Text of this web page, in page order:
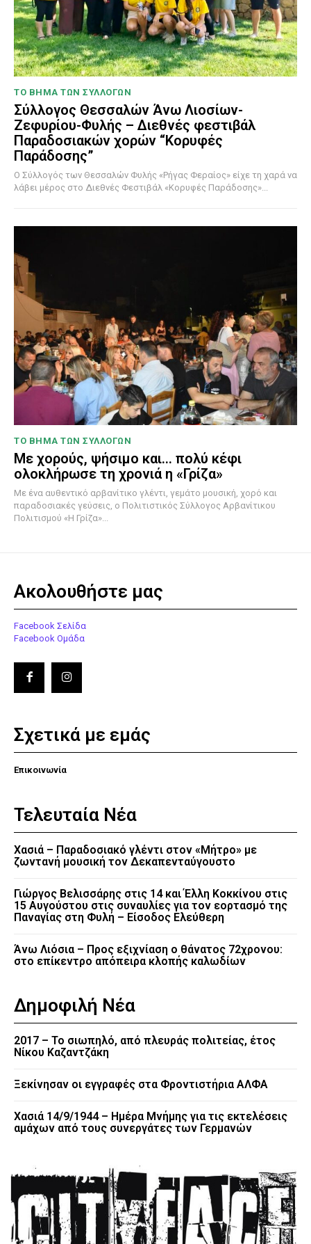
ΤΟ ΒΗΜΑ ΤΩΝ ΣΥΛΛΟΓΩΝ
Σύλλογος Θεσσαλών Άνω Λιοσίων-
Ζεφυρίου-Φυλής – Διεθνές φεστιβάλ
Παραδοσιακών χορών “Κορυφές
Παράδοσης”
Ο Σύλλογός των Θεσσαλών Φυλής «Ρήγας Φεραίος» είχε τη χαρά να
λάβει μέρος στο Διεθνές Φεστιβάλ «Κορυφές Παράδοσης»...
ΤΟ ΒΗΜΑ ΤΩΝ ΣΥΛΛΟΓΩΝ
Με χορούς, ψήσιμο και… πολύ κέφι
ολοκλήρωσε τη χρονιά η «Γρίζα»
Με ένα αυθεντικό αρβανίτικο γλέντι, γεμάτο μουσική, χορό και
παραδοσιακές γεύσεις, ο Πολιτιστικός Σύλλογος Αρβανίτικου
Πολιτισμού «Η Γρίζα»...
Ακολουθήστε μας
Facebook Σελίδα
Facebook Ομάδα
Σχετικά με εμάς
Επικοινωνία
Τελευταία Νέα
Χασιά – Παραδοσιακό γλέντι στον «Μήτρο» με
ζωντανή μουσική τον Δεκαπενταύγουστο
Γιώργος Βελισσάρης στις 14 και Έλλη Κοκκίνου στις
15 Αυγούστου στις συναυλίες για τον εορτασμό της
Παναγίας στη Φυλή – Είσοδος Ελεύθερη
Άνω Λιόσια – Προς εξιχνίαση ο θάνατος 72χρονου:
στο επίκεντρο απόπειρα κλοπής καλωδίων
Δημοφιλή Νέα
2017 – Το σιωπηλό, από πλευράς πολιτείας, έτος
Νίκου Καζαντζάκη
Ξεκίνησαν οι εγγραφές στα Φροντιστήρια ΑΛΦΑ
Χασιά 14/9/1944 – Ημέρα Μνήμης για τις εκτελέσεις
αμάχων από τους συνεργάτες των Γερμανών